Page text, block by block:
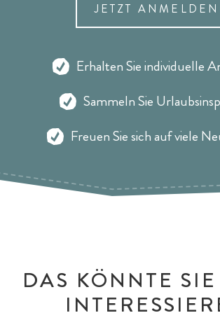
JETZT ANMELDEN
Erhalten Sie individuelle
Sammeln Sie
Freuen Sie sich auf viele
DAS KÖNNTE